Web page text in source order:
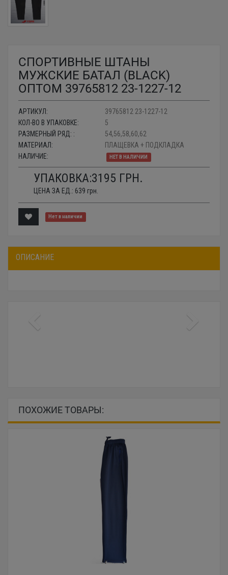
СПОРТИВНЫЕ ШТАНЫ
МУЖСКИЕ БАТАЛ (BLACK)
ОПТОМ 39765812 23-1227-12
АРТИКУЛ:
39765812 23-1227-12
КОЛ-ВО В УПАКОВКЕ:
5
РАЗМЕРНЫЙ РЯД: :
54,56,58,60,62
МАТЕРИАЛ:
ПЛАЩЕВКА + ПОДКЛАДКА
НАЛИЧИЕ:
НЕТ В НАЛИЧИИ
УПАКОВКА:3195 ГРН.
ЦЕНА ЗА ЕД.: 639 грн.
Нет в наличии
ОПИСАНИЕ
ПОХОЖИЕ ТОВАРЫ: